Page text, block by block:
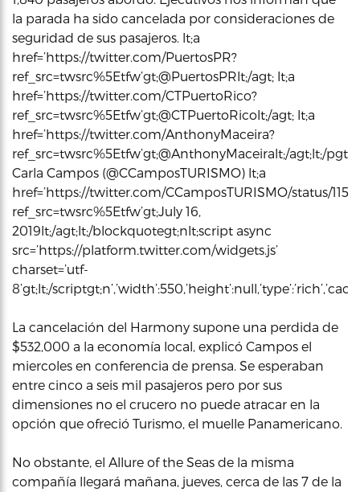
la parada ha sido cancelada por consideraciones de
seguridad de sus pasajeros. lt;a
href=’https://twitter.com/PuertosPR?
ref_src=twsrc%5Etfw’gt;@PuertosPRlt;/agt; lt;a
href=’https://twitter.com/CTPuertoRico?
ref_src=twsrc%5Etfw’gt;@CTPuertoRicolt;/agt; lt;a
href=’https://twitter.com/AnthonyMaceira?
ref_src=twsrc%5Etfw’gt;@AnthonyMaceiralt;/agt;lt;/pgt;–
Carla Campos (@CCamposTURISMO) lt;a
href=’https://twitter.com/CCamposTURISMO/status/
ref_src=twsrc%5Etfw’gt;July 16,
2019lt;/agt;lt;/blockquotegt;nlt;script async
src=’https://platform.twitter.com/widgets.js’
charset=’utf-
8’gt;lt;/
La cancelación del Harmony supone una perdida de
$532,000 a la economía local, explicó Campos el
miercoles en conferencia de prensa. Se esperaban
entre cinco a seis mil pasajeros pero por sus
dimensiones no el crucero no puede atracar en la
opción que ofreció Turismo, el muelle Panamericano.
No obstante, el Allure of the Seas de la misma
compañía llegará mañana, jueves, cerca de las 7 de la